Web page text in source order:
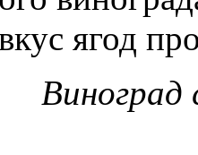
ягод